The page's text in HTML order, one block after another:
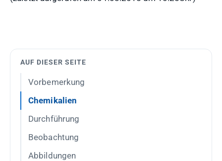
AUF DIESER SEITE
Vorbemerkung
Chemikalien
Durchführung
Beobachtung
Abbildungen